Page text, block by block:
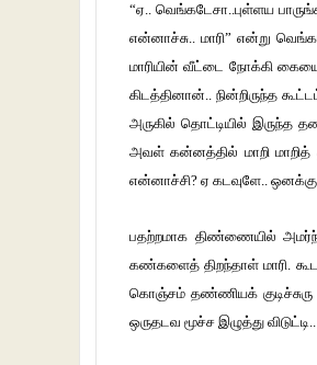
“ஏ.. வெங்கடேசா..புள்ளய
என்னாச்சு.. மாரி” என்று
மாரியின் வீட்டை நோக்கி
கிடத்தினான்.. நின்றிருந்த
அருகில் தொட்டியில் இருந்த
அவள் கன்னத்தில் மாறி மாறித்
என்னாச்சி? ஏ கடவுளே..
பதற்றமாக திண்ணையில்
கண்களைத் திறந்தாள் மாரி.
கொஞ்சம் தண்ணியக் குடிச்சுரு
ஒருதடவ மூச்ச இழுத்து